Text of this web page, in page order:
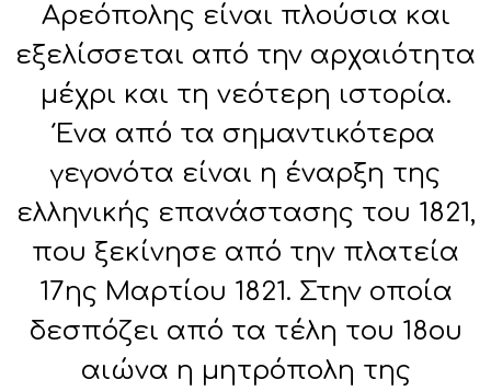
Αρεόπολης είναι πλούσια και
εξελίσσεται από την αρχαιότητα
μέχρι και τη νεότερη ιστορία.
Ένα από τα σημαντικότερα
γεγονότα είναι η έναρξη της
ελληνικής επανάστασης του 1821,
που ξεκίνησε από την πλατεία
17ης Μαρτίου 1821. Στην οποία
δεσπόζει από τα τέλη του 18ου
αιώνα η μητρόπολη της